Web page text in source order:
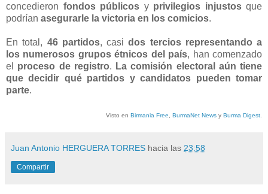
concedieron fondos públicos y privilegios injustosque
podrían asegurarle la victoria en los comicios.
En total, 46 partidos, casidos tercios representando a
los numerosos grupos étnicos del país, han comenzado
el proceso de registro. La comisión electoral aún tiene
que decidir qué partidos y candidatos pueden tomar
parte.
Visto en Birmania Free BurmaNet News y Burma Digest
Juan Antonio HERGUERA TORRES hacia las 23:58
Compartir